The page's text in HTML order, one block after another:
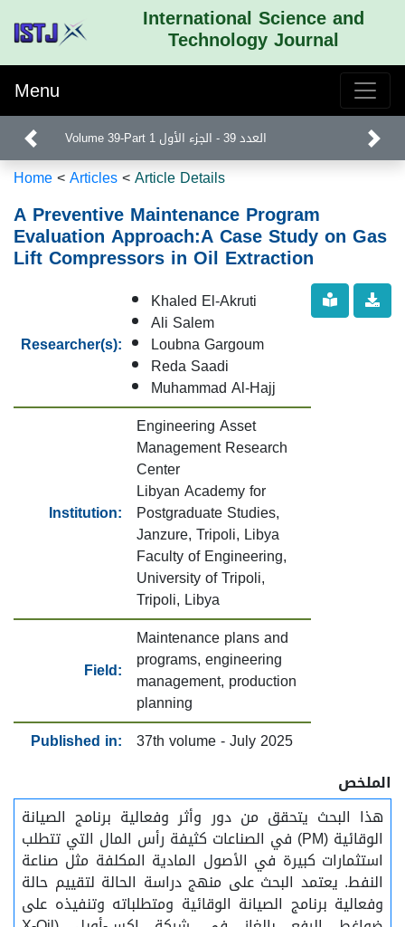
International Science and
Technology Journal
Menu
Volume 39-Part 1 العدد 39 - الجزء الأول
Home<Articles<Article Details
A Preventive Maintenance Program
Evaluation Approach:A Case Study on Gas
Lift Compressors in Oil Extraction
Researcher(s):
Khaled El-Akruti
Ali Salem
Loubna Gargoum
Reda Saadi
Muhammad Al-Hajj
Institution:
Engineering Asset
Management Research
Center
Libyan Academy for
Postgraduate Studies,
Janzure, Tripoli, Libya
Faculty of Engineering,
University of Tripoli,
Tripoli, Libya
Field:
Maintenance plans and
programs, engineering
management, production
planning
Published in: 37th volume - July 2025
الملخص
هذا البحث يتحقق من دور وأثر وفعالية برنامج الصيانة
الوقائية (PM) في الصناعات كثيفة رأس المال التي تتطلب
استثمارات كبيرة في الأصول المادية المكلفة مثل صناعة
النفط. يعتمد البحث على منهج دراسة الحالة لتقييم حالة
وفعالية برنامج الصيانة الوقائية ومتطلباته وتنفيذه على